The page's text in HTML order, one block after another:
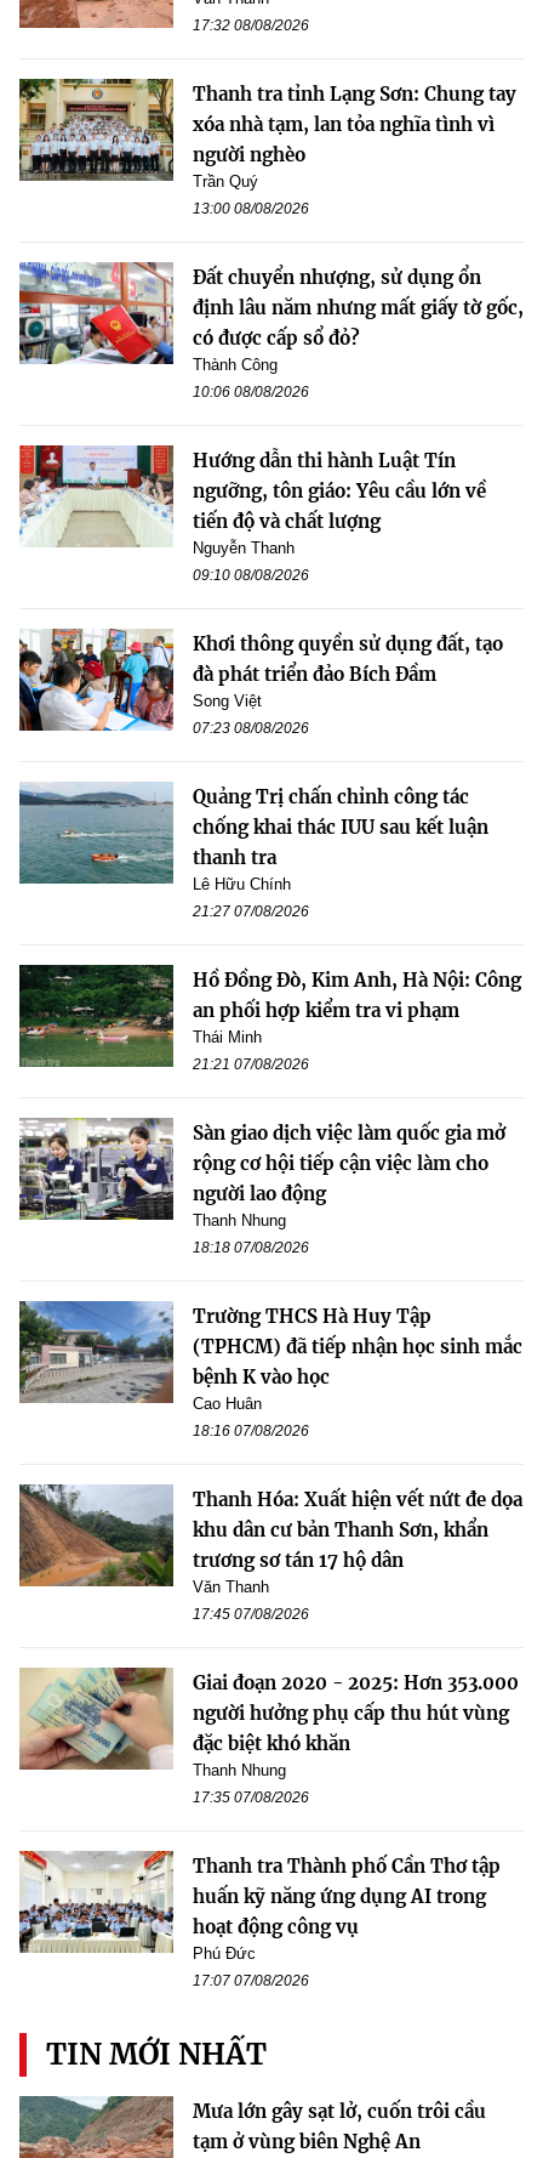
17:32 08/08/2026
Thanh tra tỉnh Lạng Sơn: Chung tay
xóa nhà tạm, lan tỏa nghĩa tình vì
người nghèo
Trần Quý
13:00 08/08/2026
Đất chuyển nhượng, sử dụng ổn
định lâu năm nhưng mất giấy tờ gốc,
có được cấp sổ đỏ?
Thành Công
10:06 08/08/2026
Hướng dẫn thi hành Luật Tín
ngưỡng, tôn giáo: Yêu cầu lớn về
tiến độ và chất lượng
Nguyễn Thanh
09:10 08/08/2026
Khơi thông quyền sử dụng đất, tạo
đà phát triển đảo Bích Đầm
Song Việt
07:23 08/08/2026
Quảng Trị chấn chỉnh công tác
chống khai thác IUU sau kết luận
thanh tra
Lê Hữu Chính
21:27 07/08/2026
Hồ Đồng Đò, Kim Anh, Hà Nội: Công
an phối hợp kiểm tra vi phạm
Thái Minh
21:21 07/08/2026
Sàn giao dịch việc làm quốc gia mở
rộng cơ hội tiếp cận việc làm cho
người lao động
Thanh Nhung
18:18 07/08/2026
Trường THCS Hà Huy Tập
(TPHCM) đã tiếp nhận học sinh mắc
bệnh K vào học
Cao Huân
18:16 07/08/2026
Thanh Hóa: Xuất hiện vết nứt đe dọa
khu dân cư bản Thanh Sơn, khẩn
trương sơ tán 17 hộ dân
Văn Thanh
17:45 07/08/2026
Giai đoạn 2020 - 2025: Hơn 353.000
người hưởng phụ cấp thu hút vùng
đặc biệt khó khăn
Thanh Nhung
17:35 07/08/2026
Thanh tra Thành phố Cần Thơ tập
huấn kỹ năng ứng dụng AI trong
hoạt động công vụ
Phú Đức
17:07 07/08/2026
TIN MỚI NHẤT
Mưa lớn gây sạt lở, cuốn trôi cầu
tạm ở vùng biên Nghệ An